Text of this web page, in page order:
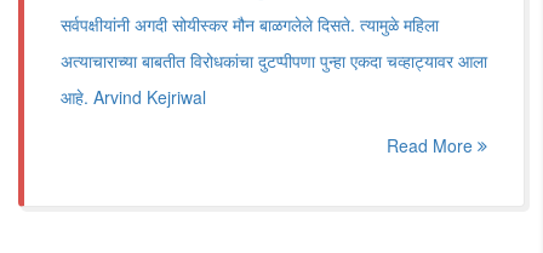
सर्वपक्षीयांनी अगदी सोयीस्कर मौन बाळगलेले दिसते. त्यामुळे महिला
अत्याचाराच्या बाबतीत विरोधकांचा दुटप्पीपणा पुन्हा एकदा चव्हाट्यावर आला
आहे. Arvind Kejriwal
Read More